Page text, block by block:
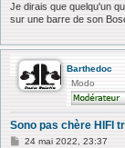
Je dirais que quelqu'un
sur une barre de son
Barthedoc
Modo
Sono pas chère HIFI
M24 mai 2022, 23:37